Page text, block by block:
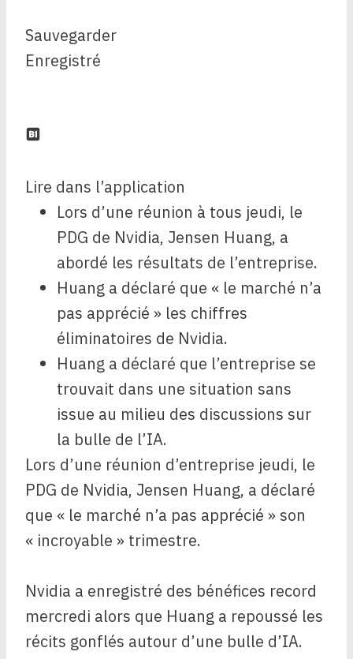
Sauvegarder
Enregistré
Lire dans l’application
Lors d’une réunion à tous jeudi, le
PDG de Nvidia, Jensen Huang, a
abordé les résultats de l’entreprise.
Huang a déclaré que « le marché n’a
pas apprécié » les chiffres
éliminatoires de Nvidia.
Huang a déclaré que l’entreprise se
trouvait dans une situation sans
issue au milieu des discussions sur
la bulle de l’IA.
Lors d’une réunion d’entreprise jeudi, le
PDG de Nvidia, Jensen Huang, a déclaré
que « le marché n’a pas apprécié » son
« incroyable » trimestre.
Nvidia a enregistré des bénéfices record
mercredi alors que Huang a repoussé les
récits gonflés autour d’une bulle d’IA.